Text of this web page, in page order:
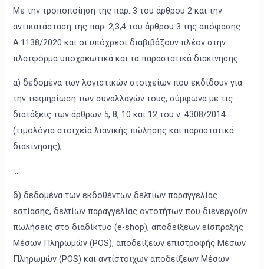
Με την τροποποίηση της παρ. 3 του άρθρου 2 και την
αντικατάσταση της παρ. 2,3,4 του άρθρου 3 της απόφασης
Α.1138/2020 και οι υπόχρεοι διαβιβάζουν πλέον στην
πλατφόρμα υποχρεωτικά και τα παραστατικά διακίνησης:
α) δεδομένα των λογιστικών στοιχείων που εκδίδουν για
την τεκμηρίωση των συναλλαγών τους, σύμφωνα με τις
διατάξεις των άρθρων 5, 8, 10 και 12 του ν. 4308/2014
(τιμολόγια στοιχεία λιανικής πώλησης και παραστατικά
διακίνησης),
….
δ) δεδομένα των εκδοθέντων δελτίων παραγγελίας
εστίασης, δελτίων παραγγελίας οντοτήτων που διενεργούν
πωλήσεις στο διαδίκτυο (e-shop), αποδείξεων είσπραξης
Μέσων Πληρωμών (POS), αποδείξεων επιστροφής Μέσων
Πληρωμών (POS) και αντίστοιχων αποδείξεων Μέσων